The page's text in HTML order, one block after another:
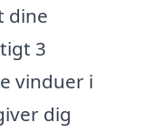
dine
3
vinduer i
dig